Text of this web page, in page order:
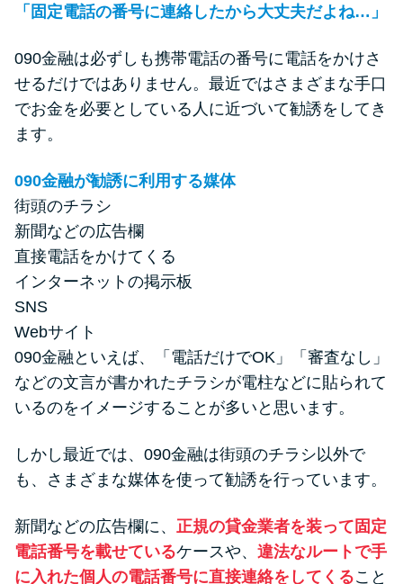
「固定電話の番号に連絡したから大丈夫だよね…」
090金融は必ずしも携帯電話の番号に電話をかけさ
せるだけではありません。最近ではさまざまな手口
でお金を必要としている人に近づいて勧誘をしてき
ます。
090金融が勧誘に利用する媒体
街頭のチラシ
新聞などの広告欄
直接電話をかけてくる
インターネットの掲示板
SNS
Webサイト
090金融といえば、「電話だけでOK」「審査なし」
などの文言が書かれたチラシが電柱などに貼られて
いるのをイメージすることが多いと思います。
しかし最近では、090金融は街頭のチラシ以外で
も、さまざまな媒体を使って勧誘を行っています。
新聞などの広告欄に、 正規の貸金業者を装って固定
電話番号を載せているケースや、 違法なルートで手
に入れた個人の電話番号に直接連絡をしてくること